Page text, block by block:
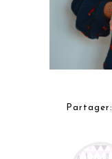
Partager: